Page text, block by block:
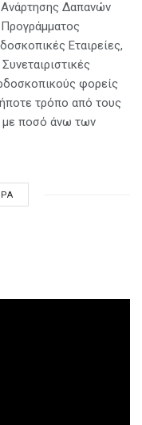
Δαπανών
Εταιρείες,
φορείς
τρόπο από τους
με ποσό άνω των